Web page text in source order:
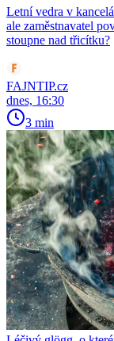
Letní vedra v
ale zaměstnavatel
stoupne nad třicítku?
FAJNTIP.cz
dnes, 16:30
3 min